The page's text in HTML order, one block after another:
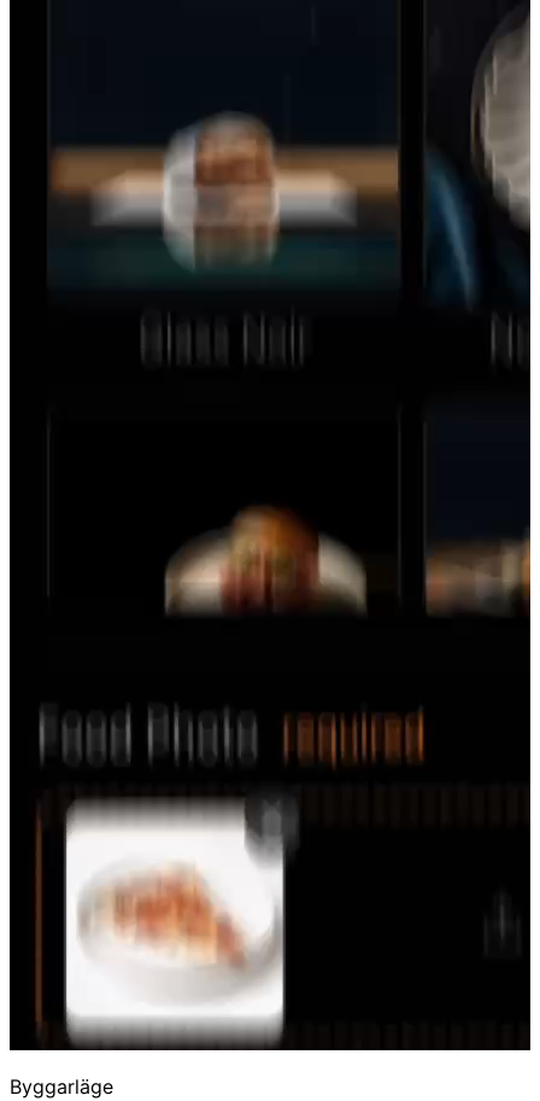
Byggarläge